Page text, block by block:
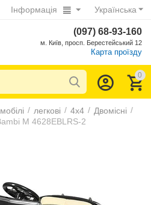
Українська
Інформація
(097) 68-93-160
м. Київ, просп. Берестейський 12
Карта проїзду
0
/ легкові / 4х4 / Двомісні /
M 4628EBLRS-2